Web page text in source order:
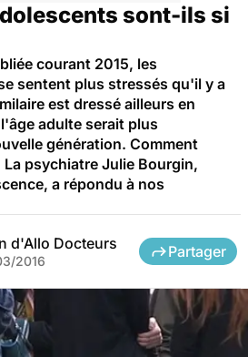
sont-ils si
courant 2015, les
sentent plus stressés qu'il y a
est dressé ailleurs en
adulte serait plus
génération. Comment
La psychiatre Julie Bourgin,
a répondu à nos
d'Allo Docteurs
2016
Partager